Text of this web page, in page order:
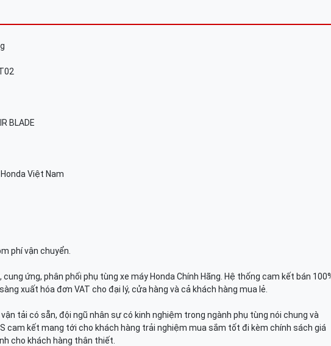
BLADE
Việt Nam
phí vận chuyển.
cung ứng, phân phối phụ tùng xe máy Honda Chính Hãng. Hệ thống cam kết bán
xuất hóa đơn VAT cho đại lý, cửa hàng và cả khách hàng mua lẻ.
tải có sẵn, đội ngũ nhân sự có kinh nghiệm trong ngành phụ tùng nói chung và
cam kết mang tới cho khách hàng trải nghiệm mua sắm tốt đi kèm chính sách giá
cho khách hàng thân thiết.